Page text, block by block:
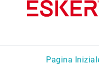
Pagina